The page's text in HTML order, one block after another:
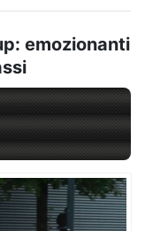
emozionanti